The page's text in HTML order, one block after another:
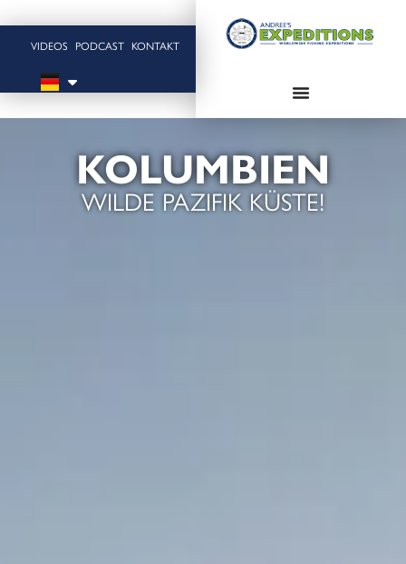
VIDEOS PODCAST KONTAKT
KOLUMBIEN
WILDE PAZIFIK KÜSTE!